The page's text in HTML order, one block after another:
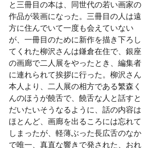
と三冊目の本は、同世代の若い画家の
作品が装画になった。三冊目の人は遠
方に住んでいて一度も会えていない
が、一冊目のために新作を描き下ろし
てくれた柳沢さんは鎌倉在住で、銀座
の画廊で二人展をやったとき、編集者
に連れられて挨拶に行った。柳沢さん
本人より、二人展の相方である繁森く
んのほうが饒舌で、饒舌な人と話すと
だいたいそうなるように、話の内容は
ほとんど、画廊を出るころには忘れて
しまったが、軽薄ぶった長広舌のなか
で唯一、真直な響きで発された、おれ